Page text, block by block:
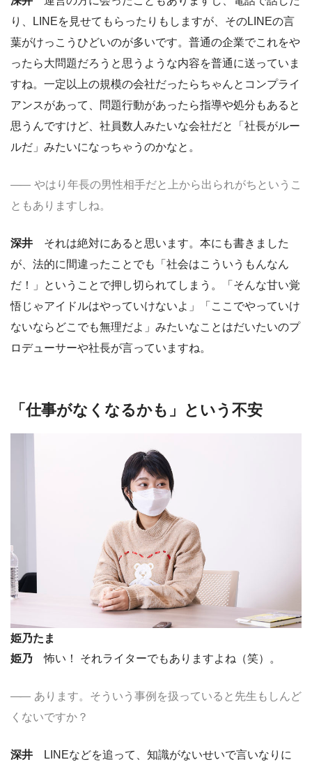
り、LINEを見せてもらったりもしますが、そのLINEの言
葉がけっこうひどいのが多いです。普通の企業でこれをや
ったら大問題だろうと思うような内容を普通に送っていま
すね。一定以上の規模の会社だったらちゃんとコンプライ
アンスがあって、問題行動があったら指導や処分もあると
思うんですけど、社員数人みたいな会社だと「社長がルー
ルだ」みたいになっちゃうのかなと。
やはり年長の男性相手だと上から出られがちというこ
ともありますしね。
深井 それは絶対にあると思います。本にも書きました
が、法的に間違ったことでも「社会はこういうもんなん
だ！」ということで押し切られてしまう。「そんな甘い覚
悟じゃアイドルはやっていけないよ」「ここでやっていけ
ないならどこでも無理だよ」みたいなことはだいたいのプ
ロデューサーや社長が言っていますね。
「仕事がなくなるかも」という不安
姫乃たま
姫乃 怖い！ それライターでもありますよね（笑）。
あります。そういう事例を扱っていると先生もしんど
くないですか？
深井 LINEなどを追って、知識がないせいで言いなりに